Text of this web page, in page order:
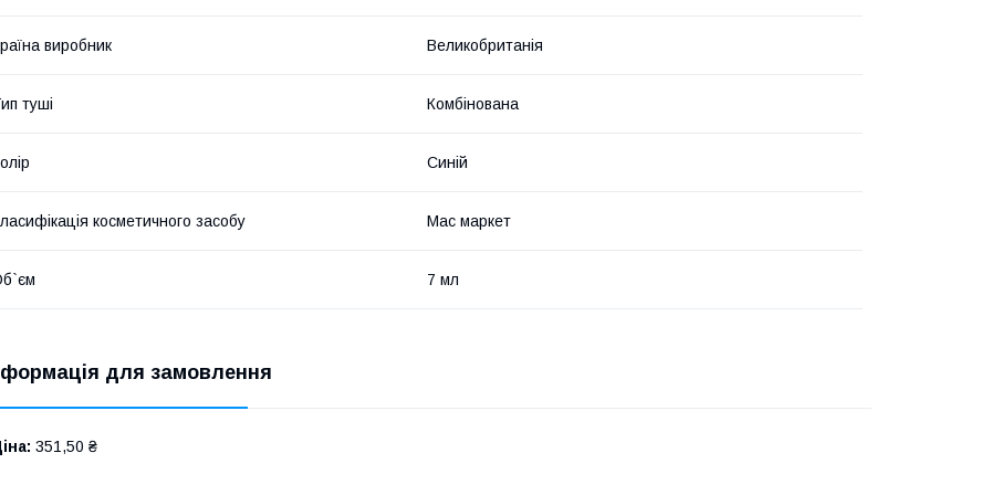
виробник Великобританія
туші Комбінована
Синій
косметичного засобу Мас маркет
7 мл
для замовлення
351,50 ₴